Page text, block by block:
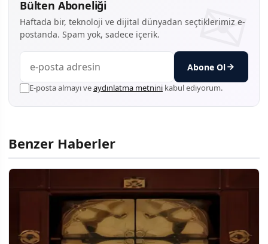
Bülten Aboneliği
Haftada bir, teknoloji ve dijital dünyadan seçtiklerimiz e-
postanda. Spam yok, sadece içerik.
Abone Ol
E-posta almayı veaydınlatma metnini kabul ediyorum.
Benzer Haberler